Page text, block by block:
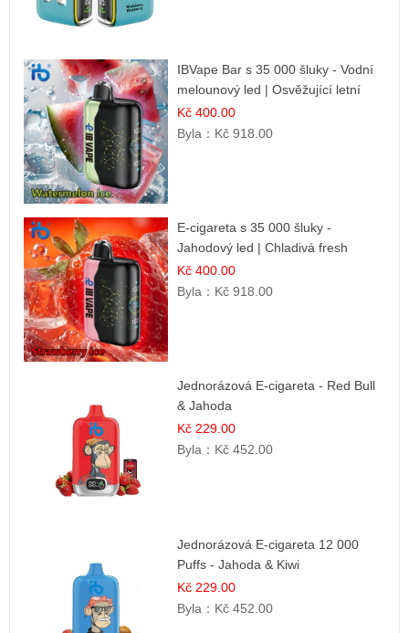
IBVape Bar s 35 000 šluky - Vodní
melounový led | Osvěžující letní
příchuť
Kč 400.00
Byla： Kč 918.00
E-cigareta s 35 000 šluky -
Jahodový led | Chladivá fresh
příchuť
Kč 400.00
Byla： Kč 918.00
Jednorázová E-cigareta - Red Bull
& Jahoda
Kč 229.00
Byla： Kč 452.00
Jednorázová E-cigareta 12 000
Puffs - Jahoda & Kiwi
Kč 229.00
Byla： Kč 452.00